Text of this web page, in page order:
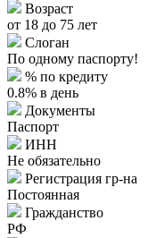
Возраст
от 18 до 75 лет
Слоган
По одному паспорту!
% по кредиту
0.8% в день
Документы
Паспорт
ИНН
Не обязательно
Регистрация гр-на
Постоянная
Гражданство
РФ